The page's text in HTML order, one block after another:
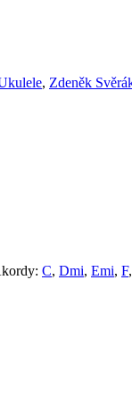
, Zdeněk
C, Dmi, Emi, F,